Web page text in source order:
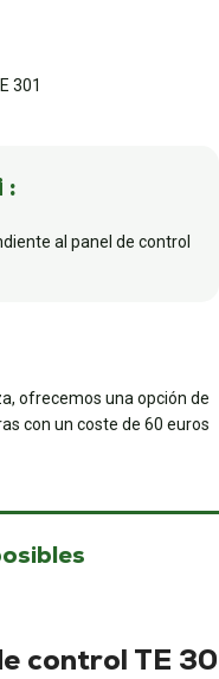
301
:
al panel de control
ofrecemos una opción de
con un coste de 60 euros
control TE 30